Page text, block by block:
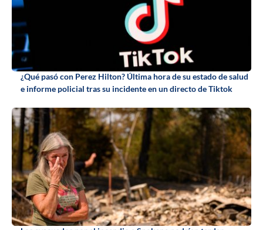
¿Qué pasó con Perez Hilton? Última hora de su estado de salud
e informe policial tras su incidente en un directo de Tiktok